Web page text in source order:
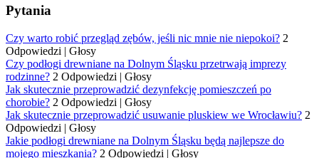
Pytania
Czy warto robić przegląd zębów, jeśli nic mnie nie niepokoi? 2
Odpowiedzi | Głosy
Czy podłogi drewniane na Dolnym Śląsku przetrwają imprezy
rodzinne? 2 Odpowiedzi | Głosy
Jak skutecznie przeprowadzić dezynfekcję pomieszczeń po
chorobie? 2 Odpowiedzi | Głosy
Jak skutecznie przeprowadzić usuwanie pluskiew we Wrocławiu? 2
Odpowiedzi | Głosy
Jakie podłogi drewniane na Dolnym Śląsku będą najlepsze do
mojego mieszkania? 2 Odpowiedzi | Głosy